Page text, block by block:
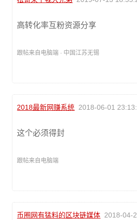
高转化率互粉资源分享
跟帖来自电脑端 · 中国江苏无锡
2018最新网赚系统 2018-06-01
这个必须得封
跟帖来自电脑端
币圈网有猛料的区块链媒体 2018-04-